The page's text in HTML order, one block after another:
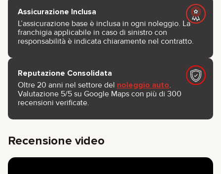
Assicurazione Inclusa
L’assicurazione base è inclusa in ogni noleggio. La
franchigia applicabile in caso di sinistro con
responsabilità è indicata chiaramente nel contratto.
Reputazione Consolidata
Oltre 20 anni nel settore del noleggio auto.
Valutazione 5/5 su Google Maps con più di 300
recensioni verificate.
Recensione video